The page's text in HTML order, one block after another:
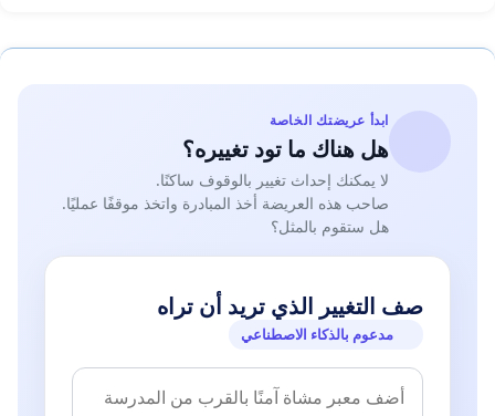
ابدأ عريضتك الخاصة
هل هناك ما تود تغييره؟
لا يمكنك إحداث تغيير بالوقوف ساكنًا.
صاحب هذه العريضة أخذ المبادرة واتخذ موقفًا عمليًا.
هل ستقوم بالمثل؟
صف التغيير الذي تريد أن تراه
مدعوم بالذكاء الاصطناعي